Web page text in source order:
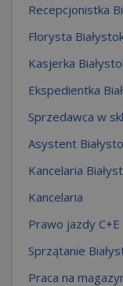
Recepcjonistka
Florysta
Kasjerka
Ekspedientka
Sprzedawca w
Asystent
Kancelaria
Kancelaria
Prawo jazdy C+E
Sprzątanie
Praca na